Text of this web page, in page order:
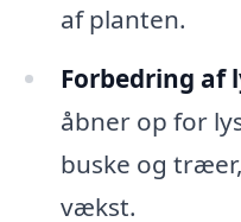
af planten.
Forbedring af
åbner op for
buske og
vækst.